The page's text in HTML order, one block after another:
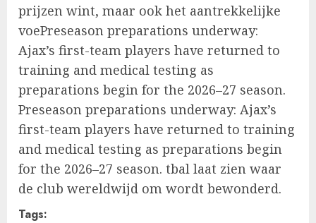
prijzen wint, maar ook het aantrekkelijke
voePreseason preparations underway:
Ajax’s first-team players have returned to
training and medical testing as
preparations begin for the 2026–27 season.
Preseason preparations underway: Ajax’s
first-team players have returned to training
and medical testing as preparations begin
for the 2026–27 season. tbal laat zien waar
de club wereldwijd om wordt bewonderd.
Tags: